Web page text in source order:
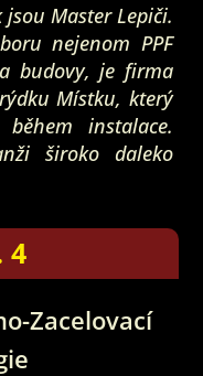
Master Lepiči.
nejenom PPF
budovy, je firma
Místku, který
instalace.
široko daleko
4
Zacelovací